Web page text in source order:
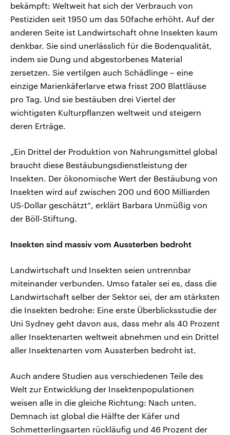
bekämpft: Weltweit hat sich der Verbrauch von
Pestiziden seit 1950 um das 50fache erhöht. Auf der
anderen Seite ist Landwirtschaft ohne Insekten kaum
denkbar. Sie sind unerlässlich für die Bodenqualität,
indem sie Dung und abgestorbenes Material
zersetzen. Sie vertilgen auch Schädlinge – eine
einzige Marienkäferlarve etwa frisst 200 Blattläuse
pro Tag. Und sie bestäuben drei Viertel der
wichtigsten Kulturpflanzen weltweit und steigern
deren Erträge.
„Ein Drittel der Produktion von Nahrungsmittel global
braucht diese Bestäubungsdienstleistung der
Insekten. Der ökonomische Wert der Bestäubung von
Insekten wird auf zwischen 200 und 600 Milliarden
US-Dollar geschätzt“, erklärt Barbara Unmüßig von
der Böll-Stiftung.
Insekten sind massiv vom Aussterben bedroht
Landwirtschaft und Insekten seien untrennbar
miteinander verbunden. Umso fataler sei es, dass die
Landwirtschaft selber der Sektor sei, der am stärksten
die Insekten bedrohe: Eine erste Überblicksstudie der
Uni Sydney geht davon aus, dass mehr als 40 Prozent
aller Insektenarten weltweit abnehmen und ein Drittel
aller Insektenarten vom Aussterben bedroht ist.
Auch andere Studien aus verschiedenen Teile des
Welt zur Entwicklung der Insektenpopulationen
weisen alle in die gleiche Richtung: Nach unten.
Demnach ist global die Hälfte der Käfer und
Schmetterlingsarten rückläufig und 46 Prozent der